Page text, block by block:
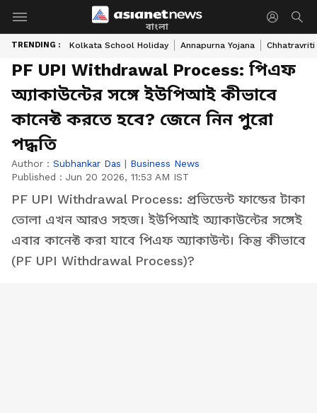
বাংলা
TRENDING : Kolkata School Holiday Annapurna Yojana Chhatravriti
PF UPI Withdrawal Process: পিএফ
অ্যাকাউন্টের সঙ্গে ইউপিআই কীভাবে
কানেক্ট করতে হবে? জেনে নিন পুরো
পদ্ধতি
Author : Subhankar Das | Business News
Published : Jun 20 2026, 11:53 AM IST
PF UPI Withdrawal Process: প্রভিডেন্ট ফান্ডের টাকা
তোলা এখন আরও সহজ। ইউপিআই অ্যাকাউন্টের সঙ্গেই
এবার কানেক্ট করা যাবে পিএফ অ্যাকাউন্ট। কিন্তু কীভাবে
(PF UPI Withdrawal Process)?